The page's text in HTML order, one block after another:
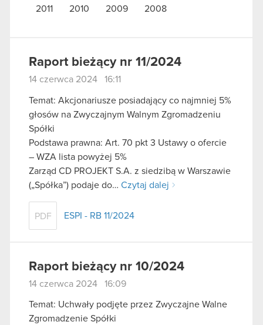
2011
2010 2009 2008
Raport bieżący nr 11/2024
14 czerwca 2024 16:11
Temat: Akcjonariusze posiadający co najmniej 5%
głosów na Zwyczajnym Walnym Zgromadzeniu
Spółki
Podstawa prawna: Art. 70 pkt 3 Ustawy o ofercie
– WZA lista powyżej 5%
Zarząd CD PROJEKT S.A. z siedzibą w Warszawie
(„Spółka”) podaje do… Czytaj dalej
PDF ESPI - RB 11/2024
Raport bieżący nr 10/2024
14 czerwca 2024 16:09
Temat: Uchwały podjęte przez Zwyczajne Walne
Zgromadzenie Spółki